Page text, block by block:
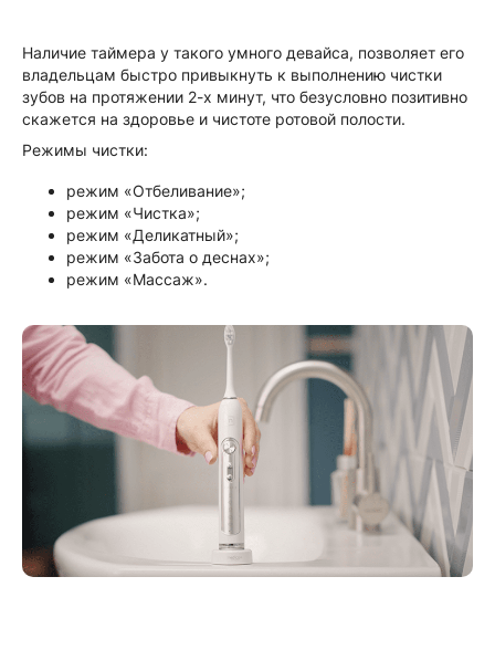
Наличие таймера у такого умного девайса, позволяет его
владельцам быстро привыкнуть к выполнению чистки
зубов на протяжении 2-х минут, что безусловно позитивно
скажется на здоровье и чистоте ротовой полости.
Режимы чистки:
режим «Отбеливание»;
режим «Чистка»;
режим «Деликатный»;
режим «Забота о деснах»;
режим «Массаж».